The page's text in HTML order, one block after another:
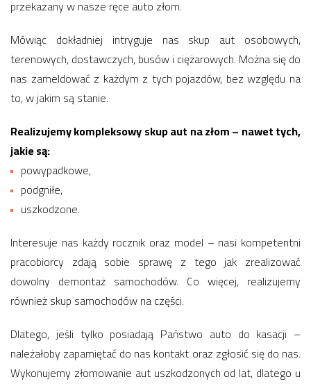
przekazany w nasze ręce auto złom.
Mówiąc dokładniej intryguje nas skup aut osobowych,
terenowych, dostawczych, busów i ciężarowych. Można się do
nas zameldować z każdym z tych pojazdów, bez względu na
to, w jakim są stanie.
Realizujemy kompleksowy skup aut na złom – nawet tych,
jakie są:
powypadkowe,
podgniłe,
uszkodzone.
Interesuje nas każdy rocznik oraz model – nasi kompetentni
pracobiorcy zdają sobie sprawę z tego jak zrealizować
dowolny demontaż samochodów. Co więcej, realizujemy
również skup samochodów na części.
Dlatego, jeśli tylko posiadają Państwo auto do kasacji –
należałoby zapamiętać do nas kontakt oraz zgłosić się do nas.
Wykonujemy złomowanie aut uszkodzonych od lat, dlatego u